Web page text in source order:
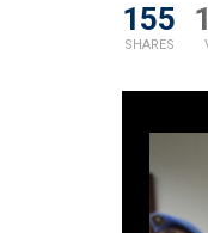
155
SHARES